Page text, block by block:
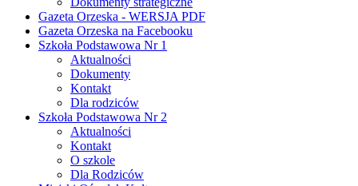
Gazeta Orzeska - WERSJA PDF
Gazeta Orzeska na Facebooku
Szkoła Podstawowa Nr 1
Aktualności
Dokumenty
Kontakt
Dla rodziców
Szkoła Podstawowa Nr 2
Aktualności
Kontakt
O szkole
Dla Rodziców